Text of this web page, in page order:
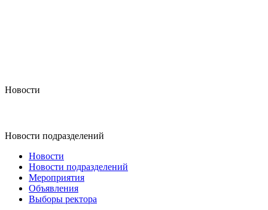
Новости
Новости подразделений
Новости
Новости подразделений
Мероприятия
Объявления
Выборы ректора